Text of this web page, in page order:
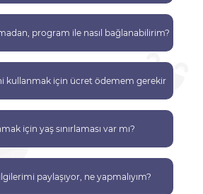
program ile nasıl bağlanabilirim?
kullanmak için ücret ödemem gerekir
için yaş sınırlaması var mı?
paylaşıyor, ne yapmalıyım?